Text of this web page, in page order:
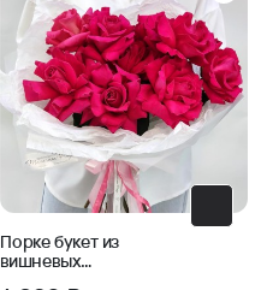
Порке букет из
вишневых